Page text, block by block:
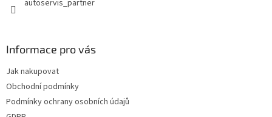
autoservis_partner
Informace pro vás
Jak nakupovat
Obchodní podmínky
Podmínky ochrany osobních údajů